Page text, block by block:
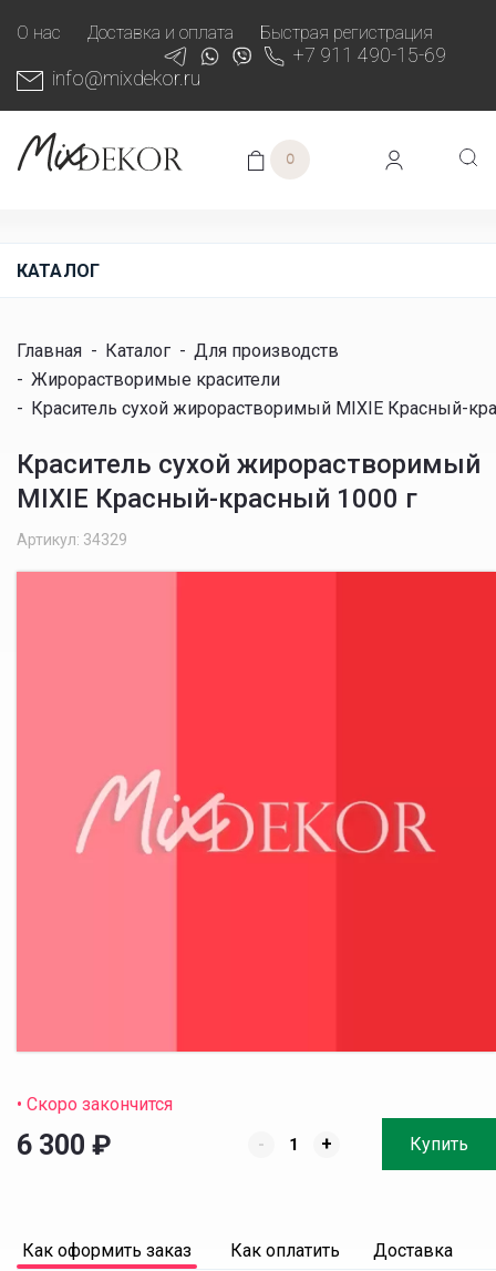
О нас Доставка и оплата Быстрая регистрация
+7 911 490-15-69
info@mixdekor.ru
0
КАТАЛОГ
Главная - Каталог - Для производств
- Жирорастворимые красители
- Краситель сухой жирорастворимый MIXIE Красный-
Краситель сухой жирорастворимый
MIXIE Красный-красный 1000 г
Артикул: 34329
• Скоро закончится
6 300 ₽ - + Купить
Как оформить заказ Как оплатить Доставка